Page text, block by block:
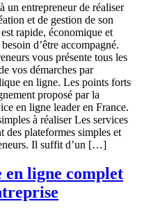
un entrepreneur de réaliser
et de gestion de son
rapide, économique et
d’être accompagné.
vous présente tous les
vos démarches par
en ligne. Les points forts
proposé par la
en ligne leader en France.
à réaliser Les services
des plateformes simples et
Il suffit d’un […]
en ligne complet